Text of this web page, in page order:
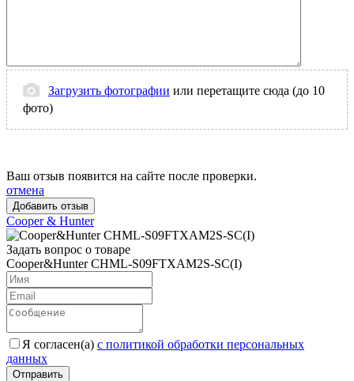
Загрузить фотографии или перетащите сюда (до 10
фото)
Ваш отзыв появится на сайте после проверки.
отмена
Cooper & Hunter
Задать вопрос о товаре
Cooper&Hunter CHML-S09FTXAM2S-SC(I)
Я согласен(a) с политикой обработки персональных
данных
Отправить